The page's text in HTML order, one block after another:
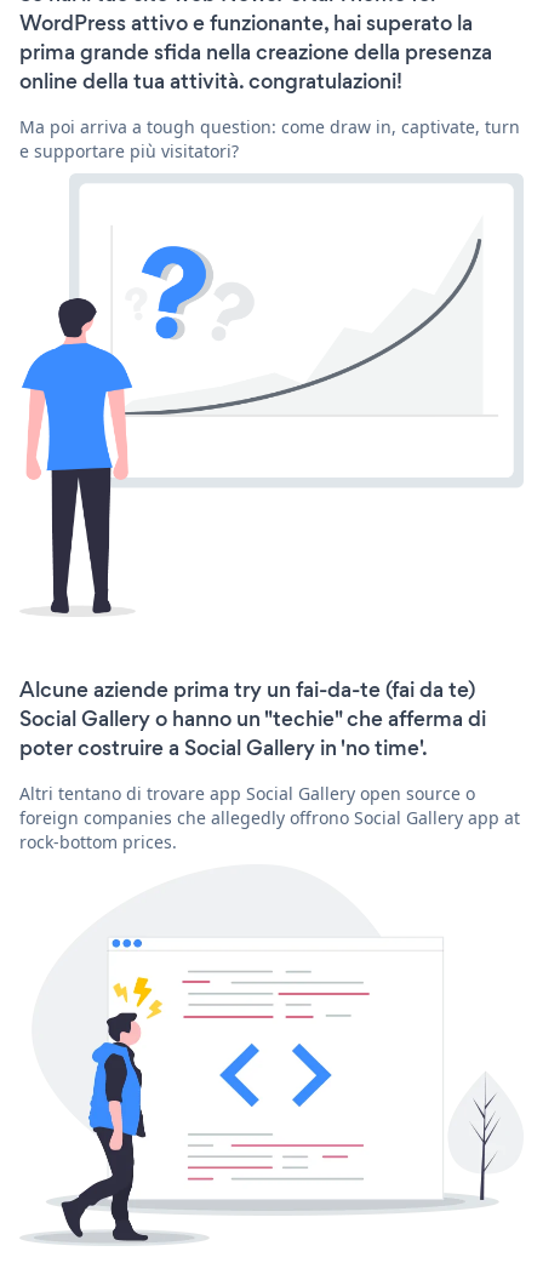
WordPress attivo e funzionante, hai superato la
prima grande sfida nella creazione della presenza
online della tua attività. congratulazioni!
Ma poi arriva a tough question: come draw in, captivate, turn
e supportare più visitatori?
Alcune aziende prima try un fai-da-te (fai da te)
Social Gallery o hanno un "techie" che afferma di
poter costruire a Social Gallery in 'no time'.
Altri tentano di trovare app Social Gallery open source o
foreign companies che allegedly offrono Social Gallery app at
rock-bottom prices.